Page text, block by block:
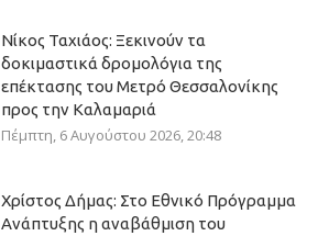
Νίκος Ταχιάος: Ξεκινούν τα
δοκιμαστικά δρομολόγια της
επέκτασης του Μετρό Θεσσαλονίκης
προς την Καλαμαριά
Πέμπτη, 6 Αυγούστου 2026, 20:48
Χρίστος Δήμας: Στο Εθνικό Πρόγραμμα
Ανάπτυξης η αναβάθμιση του